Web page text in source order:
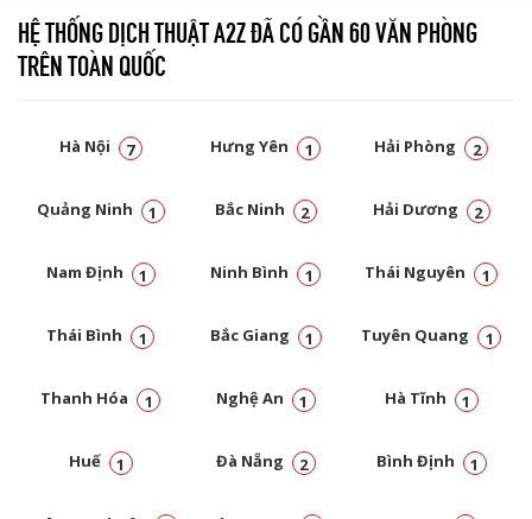
HỆ THỐNG DỊCH THUẬT A2Z ĐÃ CÓ GẦN 60 VĂN PHÒNG
TRÊN TOÀN QUỐC
Hà Nội 7 Hưng Yên 1 Hải Phòng 2
Quảng Ninh 1 Bắc Ninh 2 Hải Dương 2
Nam Định 1 Ninh Bình 1 Thái Nguyên 1
Thái Bình 1 Bắc Giang 1 Tuyên Quang 1
Thanh Hóa 1 Nghệ An 1 Hà Tĩnh 1
Huế 1 Đà Nẵng 2 Bình Định 1